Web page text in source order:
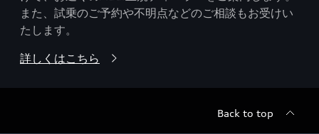
また、試乗のご予約や不明点などのご相談もお受けい
たします。
詳しくはこちら
Back to top